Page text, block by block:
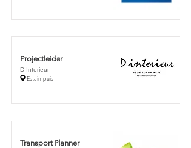
Projectleider
D Interieur
Estaimpuis
Transport Planner